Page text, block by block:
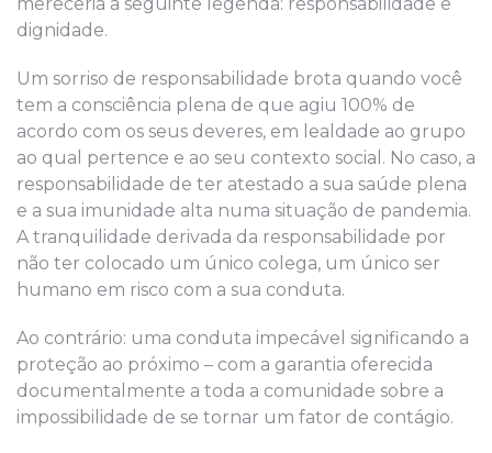
dignidade.
Um sorriso de responsabilidade brota quando você
tem a consciência plena de que agiu 100% de
acordo com os seus deveres, em lealdade ao grupo
ao qual pertence e ao seu contexto social. No caso, a
responsabilidade de ter atestado a sua saúde plena
e a sua imunidade alta numa situação de pandemia.
A tranquilidade derivada da responsabilidade por
não ter colocado um único colega, um único ser
humano em risco com a sua conduta.
Ao contrário: uma conduta impecável significando a
proteção ao próximo – com a garantia oferecida
documentalmente a toda a comunidade sobre a
impossibilidade de se tornar um fator de contágio.